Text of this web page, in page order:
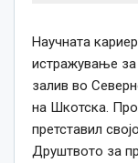
Научната
истражување
залив во
на Шкотска.
претставил
Друштвото за